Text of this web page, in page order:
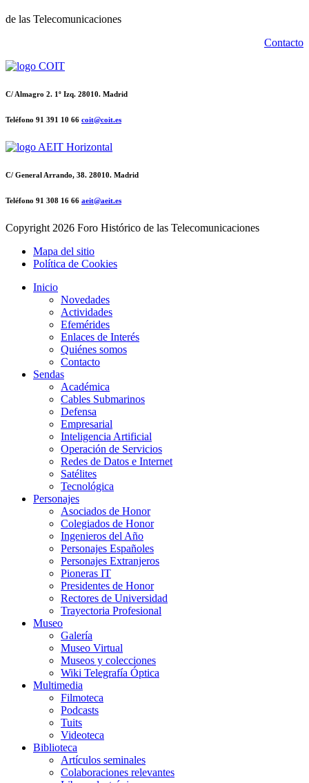
de las Telecomunicaciones
Contacto
C/ Almagro 2. 1º Izq. 28010. Madrid
Teléfono 91 391 10 66 coit@coit.es
C/ General Arrando, 38. 28010. Madrid
Teléfono 91 308 16 66 aeit@aeit.es
Copyright 2026 Foro Histórico de las Telecomunicaciones
Mapa del sitio
Política de Cookies
Inicio
Novedades
Actividades
Efemérides
Enlaces de Interés
Quiénes somos
Contacto
Sendas
Académica
Cables Submarinos
Defensa
Empresarial
Inteligencia Artificial
Operación de Servicios
Redes de Datos e Internet
Satélites
Tecnológica
Personajes
Asociados de Honor
Colegiados de Honor
Ingenieros del Año
Personajes Españoles
Personajes Extranjeros
Pioneras IT
Presidentes de Honor
Rectores de Universidad
Trayectoria Profesional
Museo
Galería
Museo Virtual
Museos y colecciones
Wiki Telegrafía Óptica
Multimedia
Filmoteca
Podcasts
Tuits
Videoteca
Biblioteca
Artículos seminales
Colaboraciones relevantes